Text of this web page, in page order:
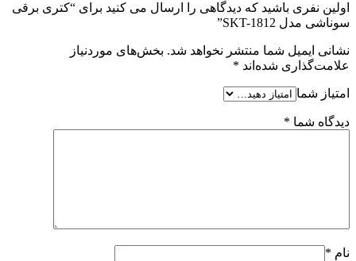
اولین نفری باشید که دیدگاهی را ارسال می کنید برای “کتری برقی
سوناشی مدل SKT-1812”
نشانی ایمیل شما منتشر نخواهد شد. بخش‌های موردنیاز
علامت‌گذاری شده‌اند *
امتیاز شما
دیدگاه شما *
نام *